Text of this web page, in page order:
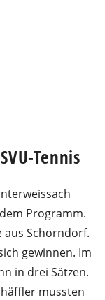
Tennis
Programm.
aus Schorndorf.
gewinnen. Im
in drei Sätzen.
mussten